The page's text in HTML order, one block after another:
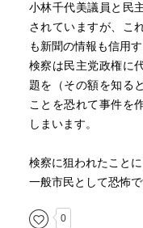
小林千代美議員と民
されていますが、こ
も新聞の情報も信用
検察は民主党政権に
題を（その額を知る
ことを恐れて事件を
しまいます。
検察に狙われたこと
一般市民として恐怖で
0